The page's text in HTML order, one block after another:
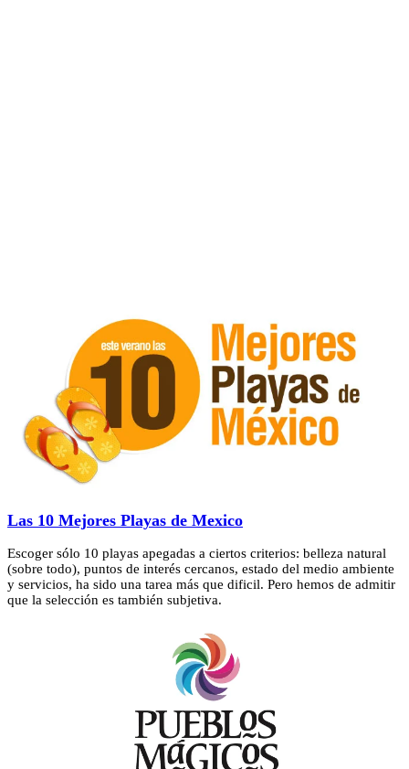
Las 10 Mejores Playas de Mexico
Escoger sólo 10 playas apegadas a ciertos criterios: belleza natural
(sobre todo), puntos de interés cercanos, estado del medio ambiente
y servicios, ha sido una tarea más que dificil. Pero hemos de admitir
que la selección es también subjetiva.